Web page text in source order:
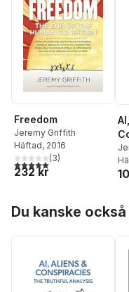
Freedom
Jeremy Griffith
Häftad, 2016
5,0utav 5 stjärnor. Totalt
(3)
232 kr
Du kanske